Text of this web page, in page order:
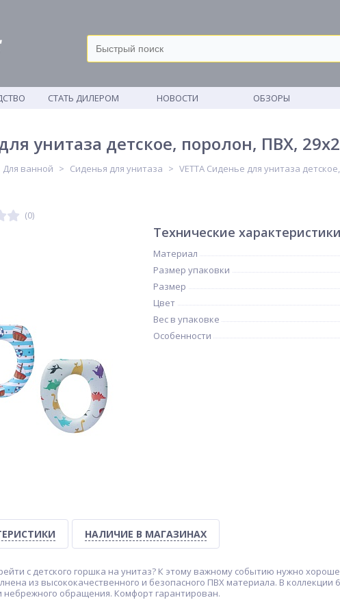
СТАТЬ ДИЛЕРОМ НОВОСТИ ОБЗОРЫ
унитаза детское, поролон, ПВХ,
Для ванной Сиденья для унитаза VETTA Сиденье для унитаза
(0)
Технические характеристики
Материал
Размер упаковки
Размер
Цвет
Вес в упаковке
Особенности
НАЛИЧИЕ В МАГАЗИНАХ
с детского горшка на унитаз? К этому важному событию нужно
из высококачественного и безопасного ПВХ материала. В
небрежного обращения. Комфорт гарантирован.